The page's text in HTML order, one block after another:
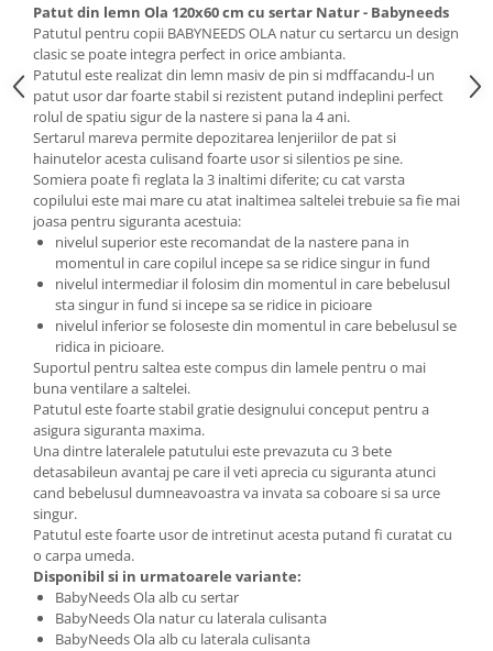
Patut din lemn Ola 120x60 cm cu sertar Natur - Babyneeds
Patutul pentru copii BABYNEEDS OLA natur cu sertarcu un design
clasic se poate integra perfect in orice ambianta.
Patutul este realizat din lemn masiv de pin si mdffacandu-l un
patut usor dar foarte stabil si rezistent putand indeplini perfect
rolul de spatiu sigur de la nastere si pana la 4 ani.
Sertarul mareva permite depozitarea lenjeriilor de pat si
hainutelor acesta culisand foarte usor si silentios pe sine.
Somiera poate fi reglata la 3 inaltimi diferite; cu cat varsta
copilului este mai mare cu atat inaltimea saltelei trebuie sa fie mai
joasa pentru siguranta acestuia:
nivelul superior este recomandat de la nastere pana in
momentul in care copilul incepe sa se ridice singur in fund
nivelul intermediar il folosim din momentul in care bebelusul
sta singur in fund si incepe sa se ridice in picioare
nivelul inferior se foloseste din momentul in care bebelusul se
ridica in picioare.
Suportul pentru saltea este compus din lamele pentru o mai
buna ventilare a saltelei.
Patutul este foarte stabil gratie designului conceput pentru a
asigura siguranta maxima.
Una dintre lateralele patutului este prevazuta cu 3 bete
detasabileun avantaj pe care il veti aprecia cu siguranta atunci
cand bebelusul dumneavoastra va invata sa coboare si sa urce
singur.
Patutul este foarte usor de intretinut acesta putand fi curatat cu
o carpa umeda.
Disponibil si in urmatoarele variante:
BabyNeeds Ola alb cu sertar
BabyNeeds Ola natur cu laterala culisanta
BabyNeeds Ola alb cu laterala culisanta